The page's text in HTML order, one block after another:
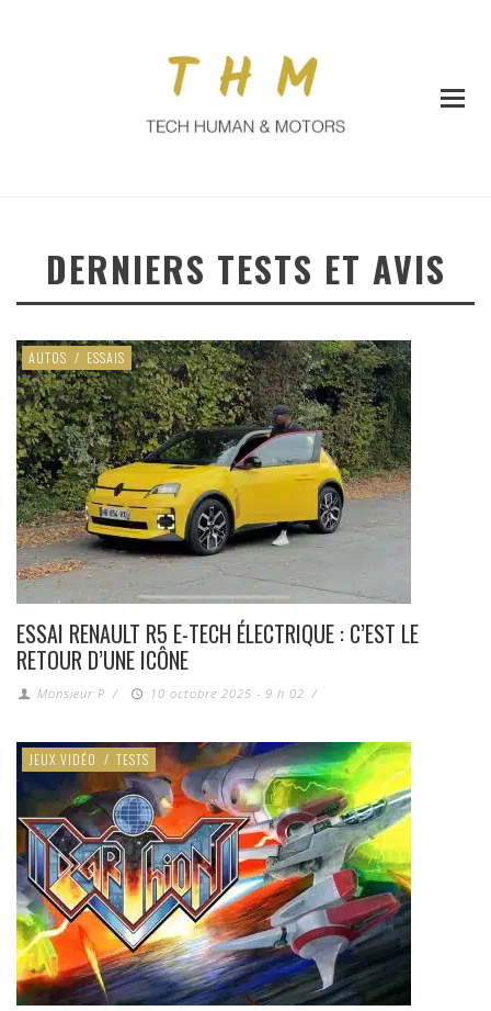
DERNIERS TESTS ET AVIS
AUTOS / ESSAIS
ESSAI RENAULT R5 E-TECH ÉLECTRIQUE : C’EST LE
RETOUR D’UNE ICÔNE
Monsieur P / 10 octobre 2025 - 9 h 02 /
JEUX VIDÉO / TESTS